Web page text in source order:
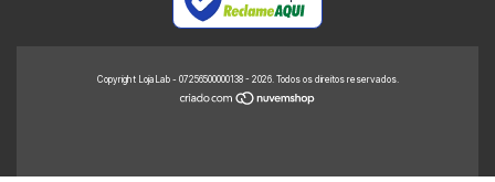
Copyright LojaLab - 07256500000138 - 2026. Todos os direitos reservados.